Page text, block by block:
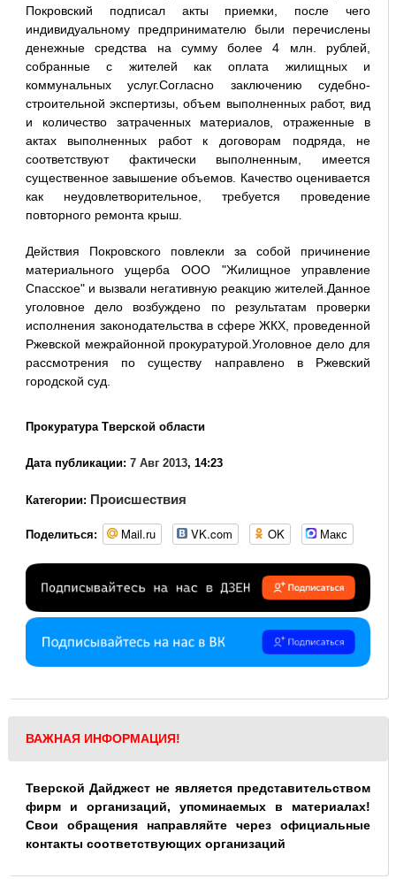
Покровский подписал акты приемки, после чего
индивидуальному предпринимателю были перечислены
денежные средства на сумму более 4 млн. рублей,
собранные с жителей как оплата жилищных и
коммунальных услуг.Согласно заключению судебно-
строительной экспертизы, объем выполненных работ, вид
и количество затраченных материалов, отраженные в
актах выполненных работ к договорам подряда, не
соответствуют фактически выполненным, имеется
существенное завышение объемов. Качество оценивается
как неудовлетворительное, требуется проведение
повторного ремонта крыш.
Действия Покровского повлекли за собой причинение
материального ущерба ООО "Жилищное управление
Спасское" и вызвали негативную реакцию жителей.Данное
уголовное дело возбуждено по результатам проверки
исполнения законодательства в сфере ЖКХ, проведенной
Ржевской межрайонной прокуратурой.Уголовное дело для
рассмотрения по существу направлено в Ржевский
городской суд.
Прокуратура Тверской области
Дата публикации: 7 Авг 2013, 14:23
Категории: Происшествия
Поделиться: Mail.ru VK.com OK Макс
ВАЖНАЯ ИНФОРМАЦИЯ!
Тверской Дайджест не является представительством
фирм и организаций, упоминаемых в материалах!
Свои обращения направляйте через официальные
контакты соответствующих организаций